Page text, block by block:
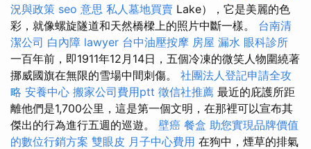
況與政策 seo 意思 私人墓地買賣 Lake），它是美麗的色
彩，就像螺旋隧道和天然橋樑上的照片中斷一樣。 台南清
潔公司 白內障 lawyer 台中油壓按摩 房屋 漏水 眼科診所
一百年前，即1911年12月14日，五個冷凍的微笑人物圍繞著
挪威國旗在無限的雪場中間刺傷。 社團法人登記申請全攻
略 安養中心 搬家公司費用ptt 徵信社推薦 最近的庇護所距
離他們是1,700公里，這是第一個文明，在那裡可以宣布其
傑出的行為進行五週的巡遊。 壁癌 餐盒 助您實現品牌價值
的數位行銷方案 雙眼皮 月子中心費用 在狗中，煙草的排氣